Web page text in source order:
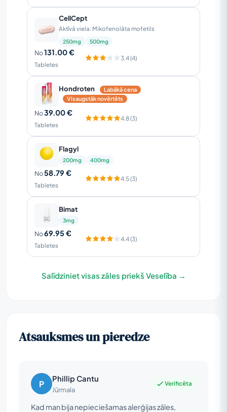
CellCept
Aktīvā viela: Mikofenolāta mofetils
250mg 500mg
No131.00 €
Tabletes
3.4 (4)
Hondroten
Labākā cena
Visaugstāk novērtēts
No39.00 €
Tabletes
4.8 (3)
Flagyl
200mg 400mg
No58.79 €
Tabletes
4.5 (3)
Bimat
3mg
No69.95 €
Tabletes
4.4 (3)
Salīdziniet visas zāles priekš Veselība →
Atsauksmes un pieredze
P Phillip Cantu
Jūrmala
Verificēta
Kad man bija nepieciešamas alerģijas zāles,